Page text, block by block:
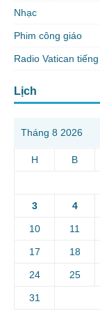
Nhạc
Phim công giáo
Radio Vatican
Lịch
Tháng 8 2026
H B
3 4
10 11
17 18
24 25
31